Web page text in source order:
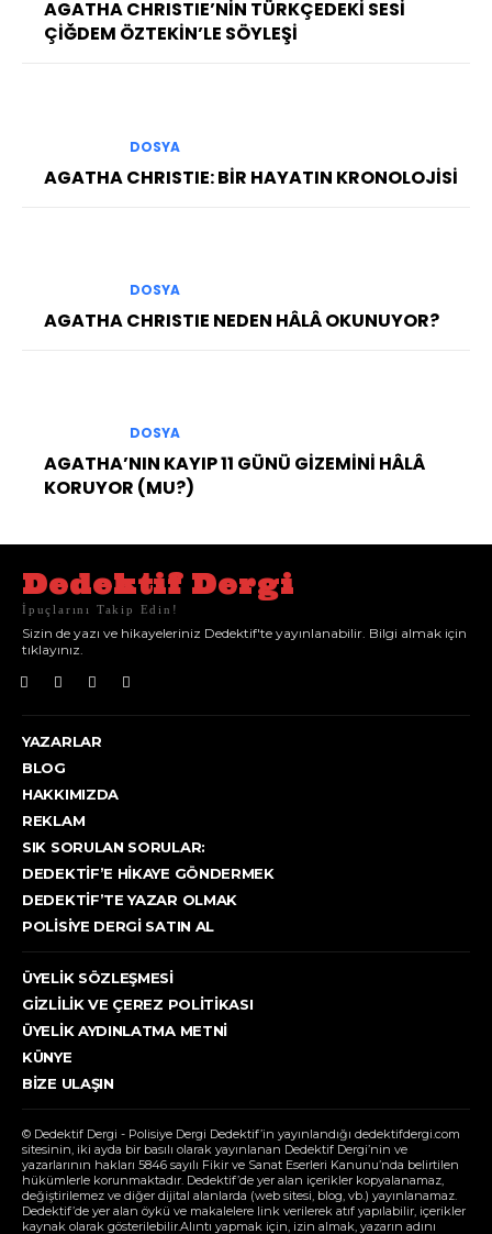
AGATHA CHRISTIE’NİN TÜRKÇEDEKİ SESİ
ÇİĞDEM ÖZTEKİN’LE SÖYLEŞİ
DOSYA
AGATHA CHRISTIE: BİR HAYATIN KRONOLOJİSİ
DOSYA
AGATHA CHRISTIE NEDEN HÂLÂ OKUNUYOR?
DOSYA
AGATHA’NIN KAYIP 11 GÜNÜ GİZEMİNİ HÂLÂ
KORUYOR (MU?)
Dedektif Dergi
İpuçlarını Takip Edin!
Sizin de yazı ve hikayeleriniz Dedektif'te yayınlanabilir. Bilgi almak için
tıklayınız.
YAZARLAR
BLOG
HAKKIMIZDA
REKLAM
SIK SORULAN SORULAR:
DEDEKTIF’E HIKAYE GÖNDERMEK
DEDEKTIF’TE YAZAR OLMAK
POLISIYE DERGI SATIN AL
ÜYELIK SÖZLEŞMESI
GIZLILIK VE ÇEREZ POLITIKASI
ÜYELIK AYDINLATMA METNI
KÜNYE
BIZE ULAŞIN
© Dedektif Dergi - Polisiye Dergi Dedektif’in yayınlandığı dedektifdergi.com
sitesinin, iki ayda bir basılı olarak yayınlanan Dedektif Dergi’nin ve
yazarlarının hakları 5846 sayılı Fikir ve Sanat Eserleri Kanunu’nda belirtilen
hükümlerle korunmaktadır. Dedektif’de yer alan içerikler kopyalanamaz,
değiştirilemez ve diğer dijital alanlarda (web sitesi, blog, vb.) yayınlanamaz.
Dedektif’de yer alan öykü ve makalelere link verilerek atıf yapılabilir, içerikler
kaynak olarak gösterilebilir.Alıntı yapmak için, izin almak, yazarın adını